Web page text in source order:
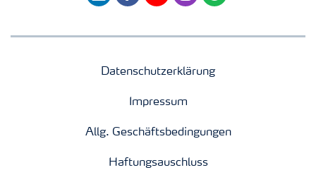
Datenschutzerklärung
Impressum
Allg. Geschäftsbedingungen
Haftungsauschluss